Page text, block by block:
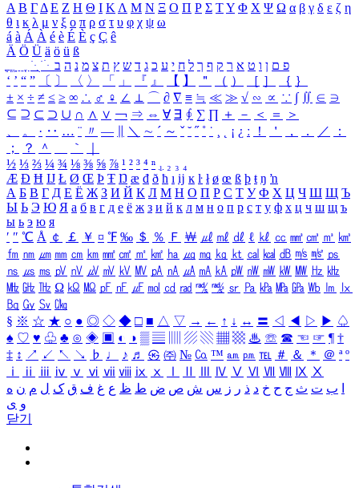
Α Β ΓΔ Ε Ζ Η Θ Ι ΚΛ Μ Ν Ξ Ο Π Ρ Σ ΤΥ Φ Χ Ψ Ω α β γ δ ε ζ η
θ ι κ λ μ ν ξ ο π ρ σ τ υ φ χ ψ ω
á à Á À é è É È ç Ç ê
Ä Ö Ü ä ö ü ß
ִֶֹ ֻּ ׁׂ פ ם ן ו ט א ר ק ף ך ל ח י ע כ ג ד ש ץ ת צ מ נ ה ב
‘ ’ “ ” 〔 〕 〈 〉 「 」 『 』 【 】 ＂ （ ） ［ ］ ｛ ｝
± × ÷ ≠ ≤ ≥ ∞ ∴ ♂ ♀ ∠ ⊥ ⌒ ∂ ∇ ≡ ≒ ≪ ≫ √ ∽ ∝ ∵ ∫ ∬ ∈ ∋
⊆ ⊇ ⊂ ⊃ ∪ ∩ ∧ ∨ ￢ ⇒ ⇔ ∀ ∃ ∮ ∑ ∏ ＋ － ＜ ＝
＞
、
。 · ‥ … ¨ 〃 ― ＼ ∼ ´ ～ ˇ ˘ ˝ ˚ ˙ ¸ ¡ ¿ ː ！ ＇ ， ． ／
：
；
？ ＾ ｀
½ ⅓ ⅔ ¼ ¾ ⅛ ⅜ ⅝ ⅞ ¹ ² ³ ⁴ ⁿ ₁ ₂ ₃ ₄
Æ Ð Ħ Ĳ Ł Ø Œ Þ Ŧ Ŋ æ đ ð ħ ı ĳ ĸ ŀ ł ø œ ß þ ŧ ŋ ŉ
А Б В Г Д Е Ё Ж З И Й К Л М Н О П Р С Т У Ф Х Ц Ч Ш Щ Ъ
Ы Ь Э Ю Я а б в г д е ё ж з и й к л м н о п р с т у ф х ц ч ш щ ъ
ы ь э ю я
′ ″ ℃ Å ￠ ￡ ￥ ¤ ℉ ‰ ＄ ％ Ｆ ￦ ㎕ ㎖ ㎗ ℓ ㎘ ㏄ ㎣ ㎤ ㎥ ㎦
㎙ ㎚ ㎛ ㎜ ㎝ ㎞ ㎟ ㎠ ㎡ ㎢ ㏊ ㎍ ㎎ ㎏ ㏏ ㎈ ㎉ ㏈ ㎧ ㎨ ㎰
㎱ ㎲ ㎳ ㎴ ㎵ ㎶ ㎷ ㎸ ㎹ ㎀ ㎁ ㎂ ㎃ ㎄ ㎺ ㎻ ㎽ ㎾ ㎿ ㎐ ㎑
㎒ ㎓ ㎔ Ω ㏀ ㏁ ㎊ ㎋ ㎌ ㏖ ㏅ ㎭ ㎮ ㎯ ㏛ ㎩ ㎪ ㎫ ㎬ ㏝ ㏐
㏓
㏃ ㏉ ㏜ ㏆
§ ※ ☆ ★ ○ ● ◎ ◇ ◆ □ ■ △ ▽ → ← ↑ ↓ ↔ 〓 ◁ ◀ ▷ ▶ ♤
♠ ♡ ♥ ♧ ♣ ⊙ ◈ ▣ ◐ ◑ ▒ ▤ ▨ ▧ ▦ ▩ ♨ ☏ ☎ ☜ ☞ ¶ †
‡ ↕ ↗ ↙ ↖ ↘ ♭ ♩ ♪ ♬ ㉿ ㈜ № ㏇ ™ ㏂ ㏘ ℡ ＃ ＆ ＊ ＠ ª º
ⅰ
ⅱ ⅲ ⅳ ⅴ ⅵ ⅶ ⅷ ⅸ ⅹ Ⅳ Ⅴ Ⅵ Ⅶ Ⅷ Ⅸ Ⅹ
ب ت ث ج ح خ د ذ ر ز س ش ص ض ط ظ ع غ ف ق ک ل م ن ه
و ی
닫기